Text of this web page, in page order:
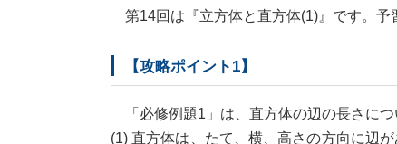
第14回は『立方体と直方体(1)』です。予
【攻略ポイント1】
「必修例題1」は、直方体の辺の長さにつ
(1) 直方体は、たて、横、高さの方向に辺